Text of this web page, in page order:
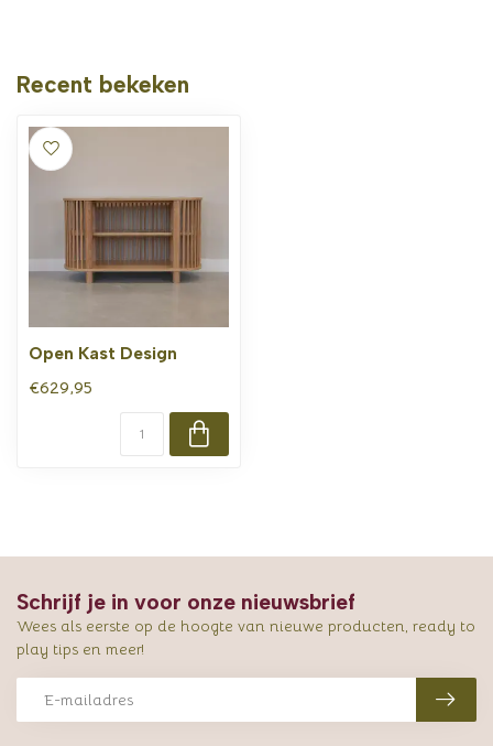
Recent bekeken
Open Kast Design
€629,95
Schrijf je in voor onze nieuwsbrief
Wees als eerste op de hoogte van nieuwe producten, ready to
play tips en meer!